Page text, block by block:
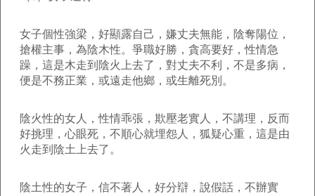
女子個性強梁，好顯露自己，嫌丈夫無能，陰奪陽位，
搶權主事，為陰木性。爭職好勝，貪高要好，性情急
躁，這是木走到陰火上去了，對丈夫不利，不是多病，
便是不務正業，或遠走他鄉，或生離死別。
陰火性的女人，性情乖張，欺壓老實人，不講理，反而
好挑理，心眼死，不順心就埋怨人，狐疑心重，這是由
火走到陰土上去了。
陰土性的女子，信不著人，好分辯，說假話，不辦實